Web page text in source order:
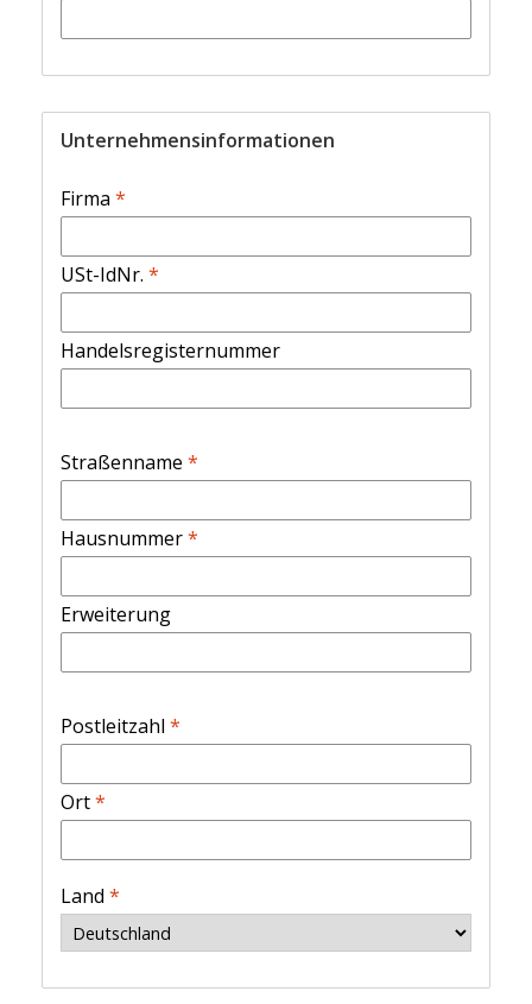
Unternehmensinformationen
Firma *
USt-IdNr. *
Handelsregisternummer
Straßenname *
Hausnummer*
Erweiterung
Postleitzahl *
Ort*
Land *